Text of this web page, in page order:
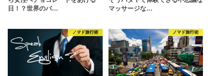
日！？世界のバ…
マッサージな…
ノマド旅行術 ノマド旅行術